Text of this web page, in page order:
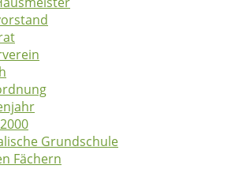
Grundschule
Fächern